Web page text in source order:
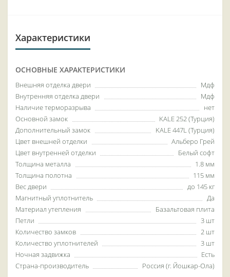
Характеристики
ОСНОВНЫЕ ХАРАКТЕРИСТИКИ
Внешняя отделка двери
Мдф
Внутренняя отделка двери
Мдф
Наличие терморазрыва
нет
Основной замок
KALE 252 (Турция)
Дополнительный замок
KALE 447L (Турция)
Цвет внешней отделки
Альберо Грей
Цвет внутренней отделки
Белый софт
Толщина металла
1.8 мм
Толщина полотна
115 мм
Вес двери
до 145 кг
Магнитный уплотнитель
Да
Материал утепления
Базальтовая плита
Петли
3 шт
Количество замков
2 шт
Количество уплотнителей
3 шт
Ночная задвижка
Есть
Страна-производитель
Россия (г. Йошкар-Ола)